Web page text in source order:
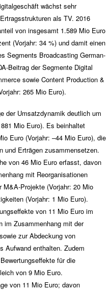
wächst sehr
als TV. 2016
von insgesamt 1.589 Mio Euro
(Vorjahr: 34 %) und damit einen
Segments Broadcasting German-
Beitrag der Segmente Digital
sowie Content Production &
265 Mio Euro).
der Umsatzdynamik deutlich um
881 Mio Euro). Es beinhaltet
Euro (Vorjahr: –44 Mio Euro), die
und Erträgen zusammensetzen.
von 46 Mio Euro erfasst, davon
mit Reorganisationen
M&A-Projekte (Vorjahr: 20 Mio
(Vorjahr: 1 Mio Euro).
von 11 Mio Euro im
im Zusammenhang mit der
zur Abdeckung von
Aufwand enthalten. Zudem
für die
von 9 Mio Euro.
von 11 Mio Euro; davon